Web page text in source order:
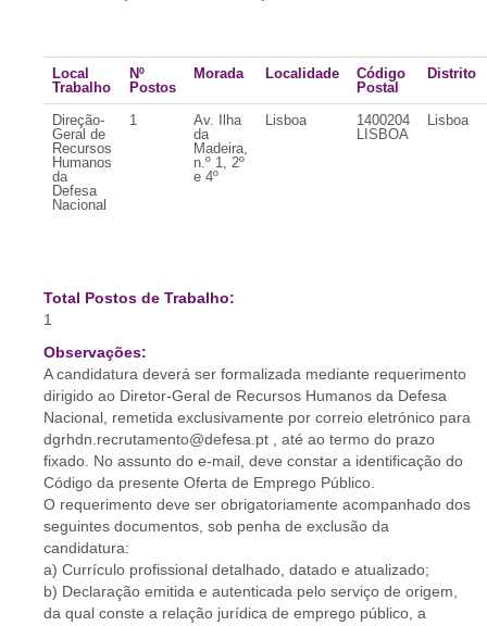
Local
Trabalho
Nº
Postos
Morada Localidade
Código
Postal
Distrito
Direção-
Geral de
Recursos
Humanos
da
Defesa
Nacional
1
Av. Ilha
da
Madeira,
n.º 1, 2º
e 4º
Lisboa
1400204
LISBOA
Lisboa
Total Postos de Trabalho:
1
Observações:
A candidatura deverá ser formalizada mediante requerimento
dirigido ao Diretor-Geral de Recursos Humanos da Defesa
Nacional, remetida exclusivamente por correio eletrónico para
dgrhdn.recrutamento@defesa.pt , até ao termo do prazo
fixado. No assunto do e-mail, deve constar a identificação do
Código da presente Oferta de Emprego Público.
O requerimento deve ser obrigatoriamente acompanhado dos
seguintes documentos, sob penha de exclusão da
candidatura:
a) Currículo profissional detalhado, datado e atualizado;
b) Declaração emitida e autenticada pelo serviço de origem,
da qual conste a relação jurídica de emprego público, a